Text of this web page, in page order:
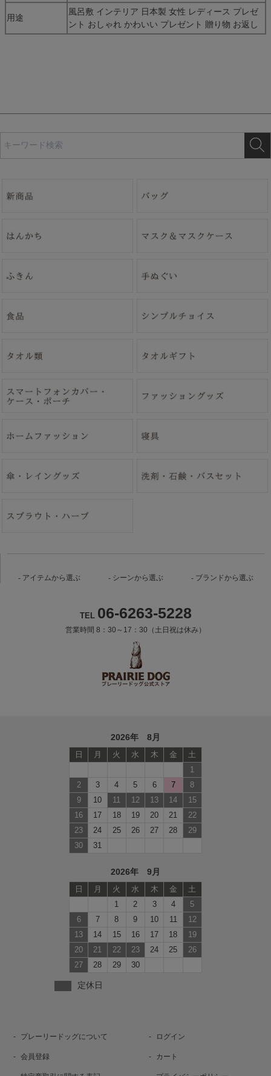
用途
風呂敷 インテリア 日本製 女性 レディース プレゼ
ント おしゃれ かわいい プレゼント 贈り物 お返し
アイテムから選ぶ シーンから選ぶ ブランドから選ぶ
TEL 06-6263-5228
営業時間 8：30～17：30（土日祝は休み）
2026年 8月
日 月 火 水 木 金
土
1
2
3 4 5 6 7
8
9
10 11 12 13 14
15
16
17 18 19 20 21
22
23
24 25 26 27 28
29
30
31
2026年 9月
日 月 火 水 木 金
土
1
2 3 4
5
6
7 8 9 10 11
12
13
14 15 16 17 18
19
20
21 22 23 24 25
26
27
28 29 30
定休日
プレーリードッグについて ログイン
会員登録 カート